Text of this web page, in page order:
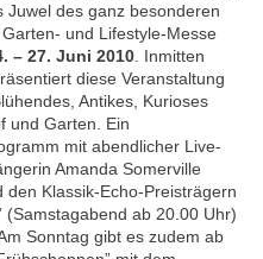
Juwel des ganz besonderen
und Lifestyle-Messe
– 27. Juni 2010. Inmitten
diese Veranstaltung
Antikes, Kurioses
und Garten. Ein
mit abendlicher Live-
Amanda Somerville
Klassik-Echo-Preisträgern
(Samstagabend ab 20.00 Uhr)
Sonntag gibt es zudem ab